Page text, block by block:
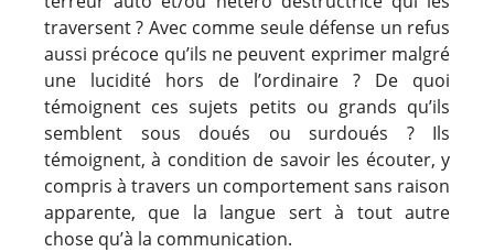
traversent ? Avec comme seule défense un refus
aussi précoce qu’ils ne peuvent exprimer malgré
une lucidité hors de l’ordinaire ? De quoi
témoignent ces sujets petits ou grands qu’ils
semblent sous doués ou surdoués ? Ils
témoignent, à condition de savoir les écouter, y
compris à travers un comportement sans raison
apparente, que la langue sert à tout autre
chose qu’à la communication.